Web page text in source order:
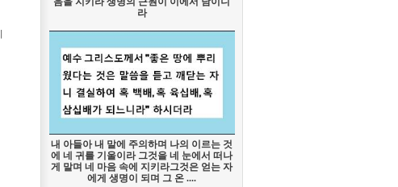
라
내 아들아 내 말에 주의하며 나의 이르는 것
에 네 귀를 기울이라 그것을 네 눈에서 떠나
게 말며 네 마음 속에 지키라그것은 얻는 자
에게 생명이 되며 그 온 ....